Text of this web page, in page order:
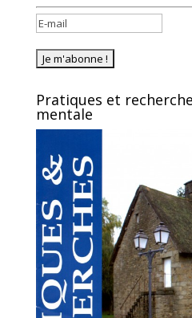
Pratiques et
mentale